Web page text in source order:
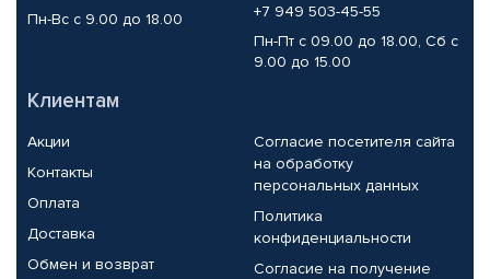
Пн-Вс с 9.00 до 18.00
+7 949 503-45-55
Пн-Пт с 09.00 до 18.00, Сб с
9.00 до 15.00
Клиентам
Акции
Контакты
Оплата
Доставка
Обмен и возврат
Согласие посетителя сайта
на обработку
персональных данных
Политика
конфиденциальности
Согласие на получение